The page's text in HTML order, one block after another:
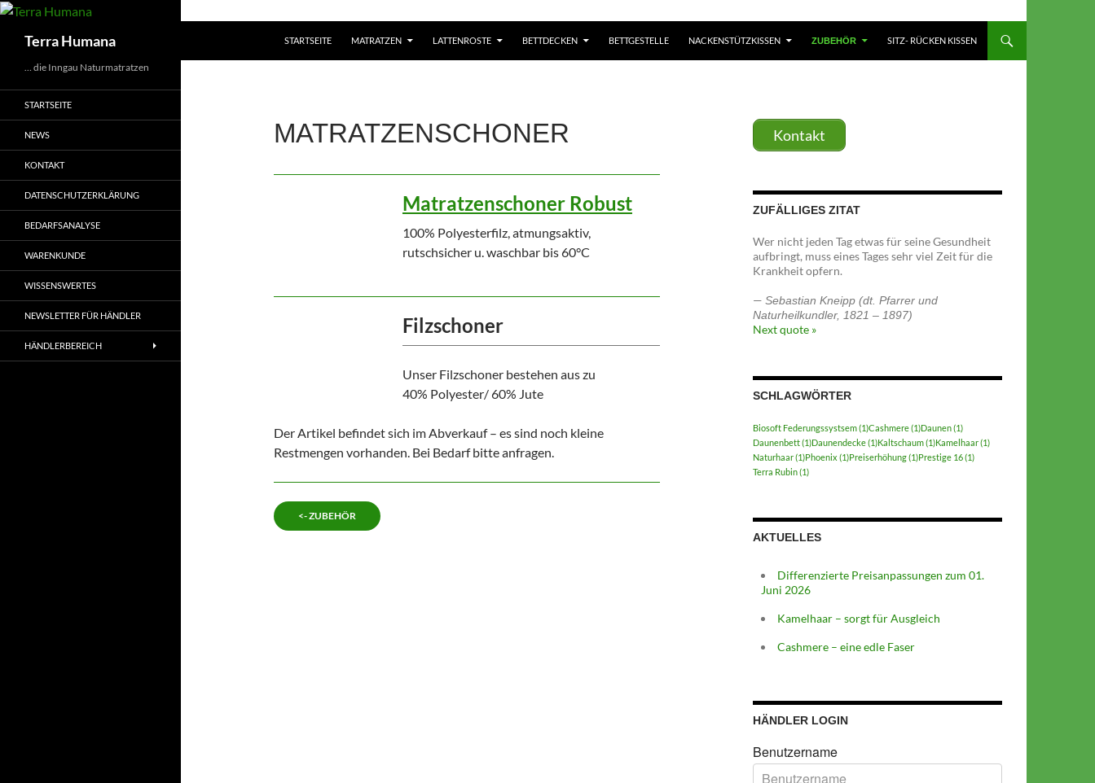
Zum
springenTerra Humana STARTSEITE MATRATZEN LATTENROSTE BETTDECKEN BETTGESTELLE NACKENSTÜTZKISSEN ZUBEHÖR SITZ- RÜCKEN KISSEN
MATRATZENSCHONER
Matratzenschoner Robust
100% Polyesterfilz, atmungsaktiv,
rutschsicher u. waschbar bis 60°C
Filzschoner
Unser Filzschoner bestehen aus zu
40% Polyester/ 60% Jute
Der Artikel befindet sich im Abverkauf – es sind noch kleine
Restmengen vorhanden. Bei Bedarf bitte anfragen.
<- ZUBEHÖR
Kontakt
ZUFÄLLIGES ZITAT
Wer nicht jeden Tag etwas für seine Gesundheit
aufbringt, muss eines Tages sehr viel Zeit für die
Krankheit opfern.
— Sebastian Kneipp (dt. Pfarrer und
Naturheilkundler, 1821 – 1897)
Next quote »
SCHLAGWÖRTER
Biosoft Federungssystsem(1)Cashmere(1)Daunen(1)
Daunenbett(1)Daunendecke(1)Kaltschaum(1)Kamelhaar(1)
Naturhaar(1)Phoenix (1)Preiserhöhung(1)Prestige 16(1)
Terra Rubin(1)
AKTUELLES
Differenzierte Preisanpassungen zum 01.
Juni 2026
Kamelhaar – sorgt für Ausgleich
Cashmere – eine edle Faser
HÄNDLER LOGIN
Benutzername
… die Inngau Naturmatratzen
STARTSEITE
NEWS
KONTAKT
DATENSCHUTZERKLÄRUNG
BEDARFSANALYSE
WARENKUNDE
WISSENSWERTES
NEWSLETTER FÜR HÄNDLER
HÄNDLERBEREICH